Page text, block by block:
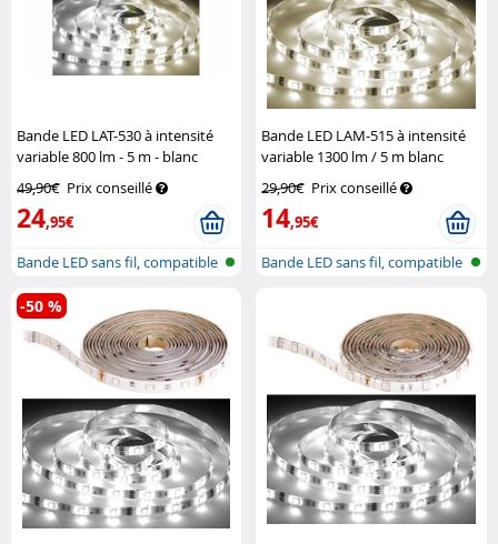
Bande LED LAT-530 à intensité
variable 800 lm - 5 m - blanc
Luminea Home Control
49,90€ Prix conseillé
24,95€
Bande LED sans fil, compatible
avec...
Bande LED LAM-515 à intensité
variable 1300 lm / 5 m blanc
Luminea Home Control
29,90€ Prix conseillé
14,95€
Bande LED sans fil, compatible
-50 %